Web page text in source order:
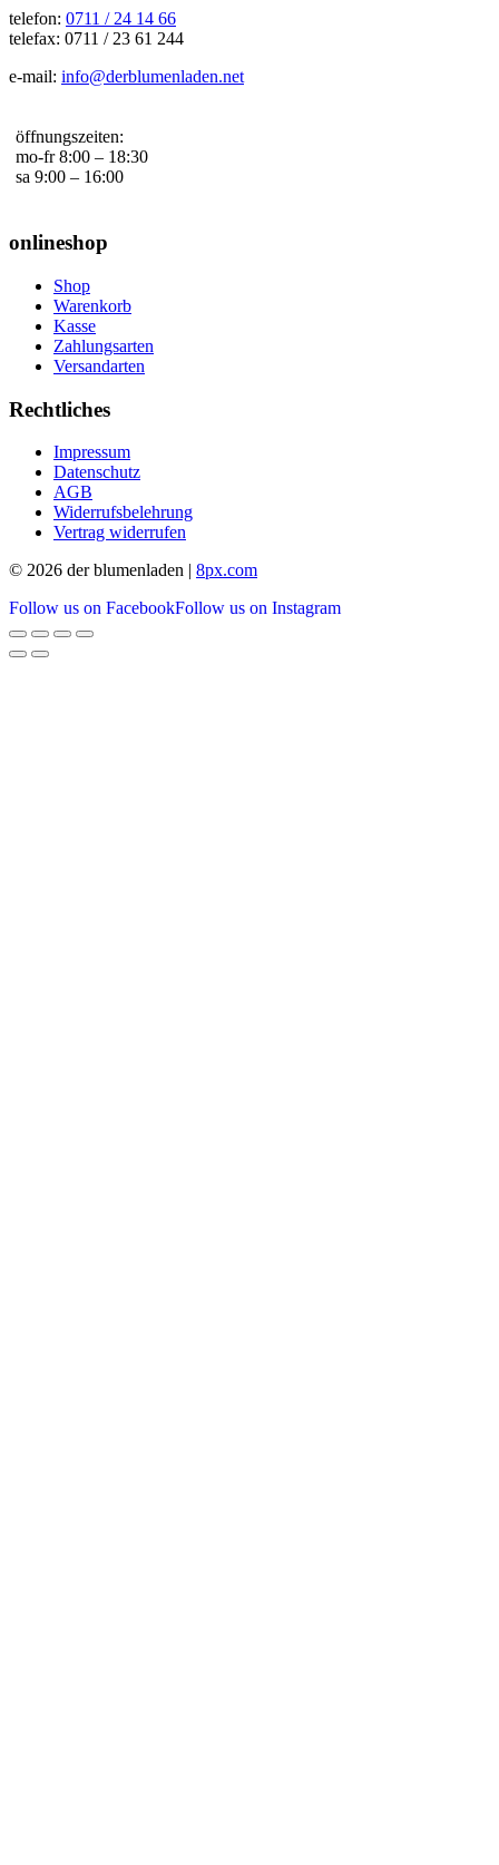
telefon: 0711 / 24 14 66
telefax: 0711 / 23 61 244
e-mail: info@derblumenladen.net
öffnungszeiten:
mo-fr 8:00 – 18:30
sa 9:00 – 16:00
onlineshop
Shop
Warenkorb
Kasse
Zahlungsarten
Versandarten
Rechtliches
Impressum
Datenschutz
AGB
Widerrufsbelehrung
Vertrag widerrufen
© 2026 der blumenladen | 8px.com
Follow us on FacebookFollow us on Instagram